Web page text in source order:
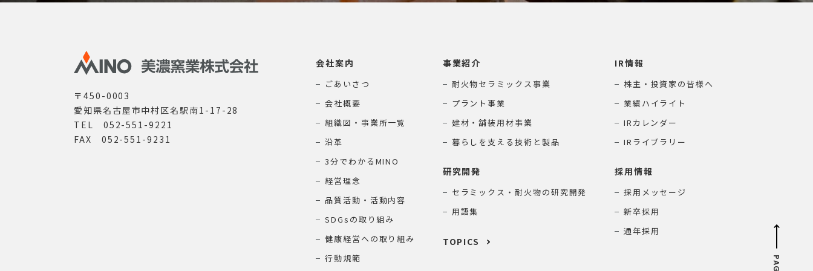
〒450-0003
愛知県名古屋市中村区名駅南1-17-28
TEL 052-551-9221
FAX 052-551-9231
会社案内
ごあいさつ
会社概要
組織図・事業所一覧
沿革
3分でわかるMINO
経営理念
品質活動・活動内容
SDGsの取り組み
健康経営への取り組み
行動規範
事業紹介
耐火物セラミックス事業
プラント事業
建材・舗装用材事業
暮らしを支える技術と製品
研究開発
セラミックス・耐火物の研究開発
用語集
TOPICS
IR情報
株主・投資家の皆様へ
業績ハイライト
IRカレンダー
IRライブラリー
採用情報
採用メッセージ
新卒採用
通年採用